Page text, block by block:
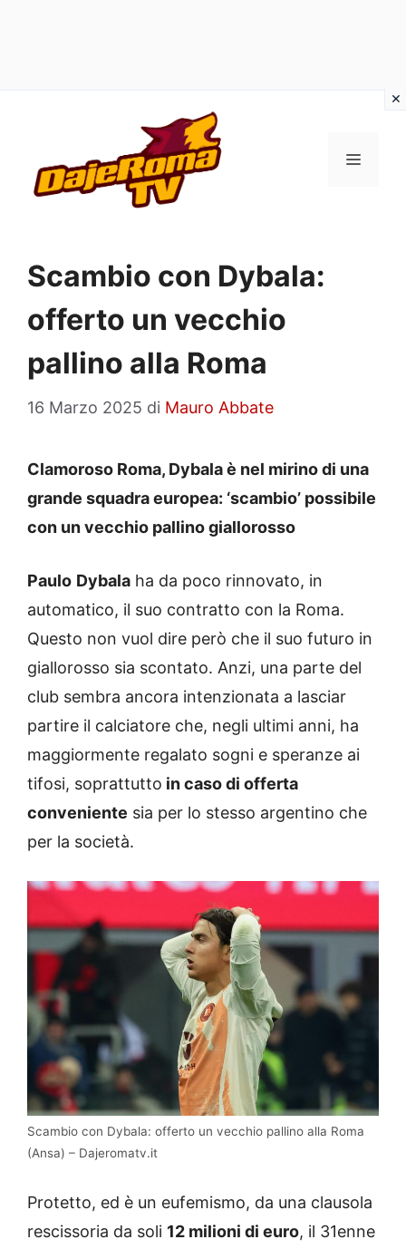
contenuto
MENU
Scambio con Dybala:
offerto un vecchio
pallino alla Roma
16 Marzo 2025 di Mauro Abbate
Clamoroso Roma, Dybala è nel mirino di una
grande squadra europea: ‘scambio’ possibile
con un vecchio pallino giallorosso
Paulo Dybala ha da poco rinnovato, in
automatico, il suo contratto con la Roma.
Questo non vuol dire però che il suo futuro in
giallorosso sia scontato. Anzi, una parte del
club sembra ancora intenzionata a lasciar
partire il calciatore che, negli ultimi anni, ha
maggiormente regalato sogni e speranze ai
tifosi, soprattutto in caso di offerta
conveniente sia per lo stesso argentino che
per la società.
Scambio con Dybala: offerto un vecchio pallino alla Roma
(Ansa) – Dajeromatv.it
Protetto, ed è un eufemismo, da una clausola
rescissoria da soli 12 milioni di euro, il 31enne